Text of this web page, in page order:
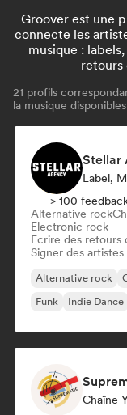
Groover est une
connecte les
musique :
retours
21 profils
la musique
Stellar
Label,
> 100
Alternative rock
Electronic rock
Ecrire des
Signer des
Alternative rock
Funk
Indie Dance
Chaîne